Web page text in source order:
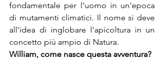
fondamentale per l'uomo in un'epoca
di mutamenti climatici. Il nome si deve
all'idea di inglobare l'apicoltura in un
concetto più ampio di Natura.
William, come nasce questa avventura?